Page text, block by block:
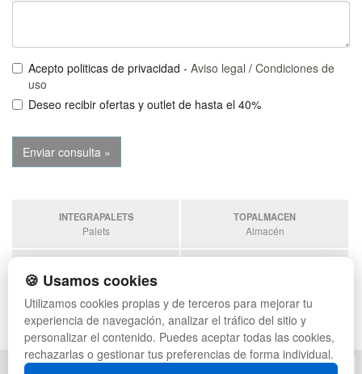
Acepto politicas de privacidad - Aviso legal / Condiciones de
uso
Deseo recibir ofertas y outlet de hasta el 40%
INTEGRAPALETS
Palets
TOPALMACEN
Almacén
Sobrantes
ESTANTERIASKIT
Estanterias
🍪 Usamos cookies
Utilizamos cookies propias y de terceros para mejorar tu
experiencia de navegación, analizar el tráfico del sitio y
personalizar el contenido. Puedes aceptar todas las cookies,
rechazarlas o gestionar tus preferencias de forma individual.